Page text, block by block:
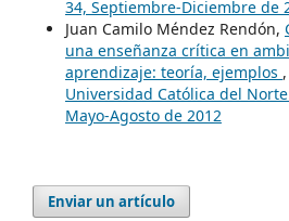
34, Septiembre-Diciembre de
Juan Camilo Méndez Rendón,
una enseñanza crítica en
aprendizaje: teoría, ejemplos ,
Universidad Católica del
Mayo-Agosto de 2012
Enviar un artículo